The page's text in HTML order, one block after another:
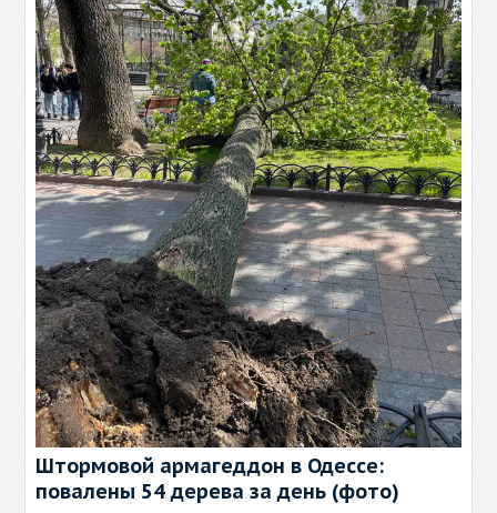
Штормовой армагеддон в Одессе:
повалены 54 дерева за день (фото)